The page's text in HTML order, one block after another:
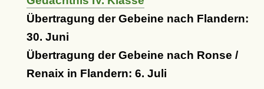
Übertragung der Gebeine nach Flandern:
30. Juni
Übertragung der Gebeine nach Ronse /
Renaix in Flandern: 6. Juli